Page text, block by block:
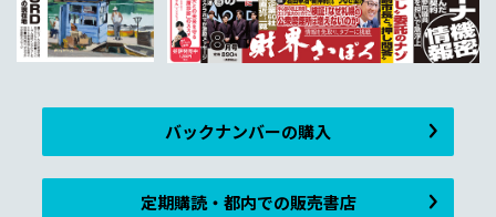
バックナンバーの購入
定期購読・都内での販売書店